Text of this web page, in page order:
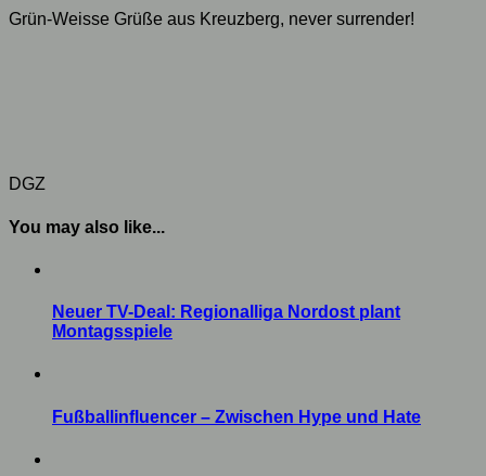
Grün-Weisse Grüße aus Kreuzberg, never surrender!
DGZ
You may also like...
Neuer TV-Deal: Regionalliga Nordost plant
Montagsspiele
Fußballinfluencer – Zwischen Hype und Hate